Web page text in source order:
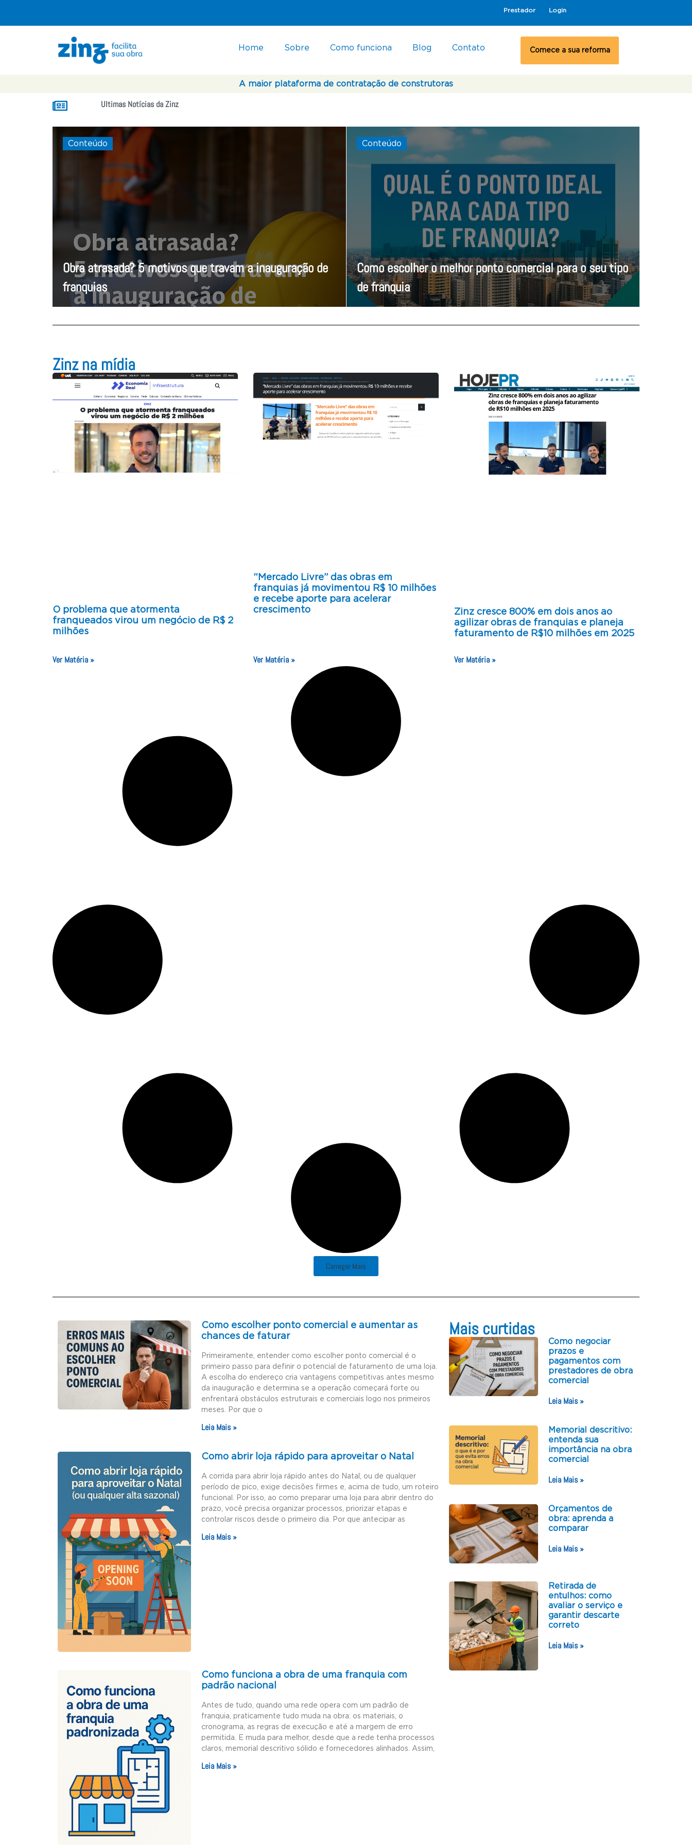
Prestador Login
Home Sobre Como funciona Blog Contato Comece a sua reforma
A maior plataforma de contratação de construtoras
Ultimas Notícias da Zinz
Conteúdo
Obra atrasada? 5 motivos que travam a inauguração de
franquias
Conteúdo
Como escolher o melhor ponto comercial para o seu tipo
de franquia
Zinz na mídia
O problema que atormenta
franqueados virou um negócio de R$ 2
milhões
Ver Matéria »
“Mercado Livre” das obras em
franquias já movimentou R$ 10 milhões
e recebe aporte para acelerar
crescimento
Ver Matéria »
Zinz cresce 800% em dois anos ao
agilizar obras de franquias e planeja
faturamento de R$10 milhões em 2025
Ver Matéria »
Carregar Mais
Como escolher ponto comercial e aumentar as
chances de faturar
Primeiramente, entender como escolher ponto comercial é o
primeiro passo para definir o potencial de faturamento de uma loja.
A escolha do endereço cria vantagens competitivas antes mesmo
da inauguração e determina se a operação começará forte ou
enfrentará obstáculos estruturais e comerciais logo nos primeiros
meses. Por que o
Leia Mais »
Como abrir loja rápido para aproveitar o Natal
A corrida para abrir loja rápido antes do Natal, ou de qualquer
período de pico, exige decisões firmes e, acima de tudo, um roteiro
funcional. Por isso, ao como preparar uma loja para abrir dentro do
prazo, você precisa organizar processos, priorizar etapas e
controlar riscos desde o primeiro dia. Por que antecipar as
Leia Mais »
Como funciona a obra de uma franquia com
padrão nacional
Antes de tudo, quando uma rede opera com um padrão de
franquia, praticamente tudo muda na obra: os materiais, o
cronograma, as regras de execução e até a margem de erro
permitida. E muda para melhor, desde que a rede tenha processos
claros, memorial descritivo sólido e fornecedores alinhados. Assim,
Leia Mais »
Mais curtidas​
Como negociar
prazos e
pagamentos com
prestadores de obra
comercial
Leia Mais »
Memorial descritivo:
entenda sua
importância na obra
comercial
Leia Mais »
Orçamentos de
obra: aprenda a
comparar
Leia Mais »
Retirada de
entulhos: como
avaliar o serviço e
garantir descarte
correto
Leia Mais »